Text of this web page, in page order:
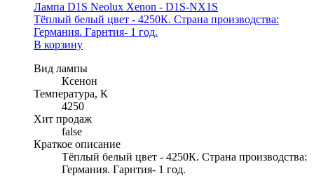
Лампа D1S Neolux Xenon - D1S-NX1S
Тёплый белый цвет - 4250К. Страна производства:
Германия. Гарнтия- 1 год.
В корзину
Вид лампы
Ксенон
Температура, К
4250
Хит продаж
false
Краткое описание
Тёплый белый цвет - 4250К. Страна производства:
Германия. Гарнтия- 1 год.